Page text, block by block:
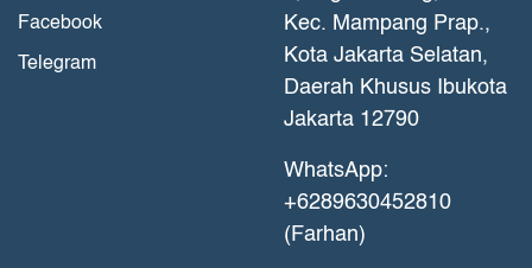
Facebook
Telegram
Kec. Mampang Prap.,
Kota Jakarta Selatan,
Daerah Khusus Ibukota
Jakarta 12790
WhatsApp:
+6289630452810
(Farhan)